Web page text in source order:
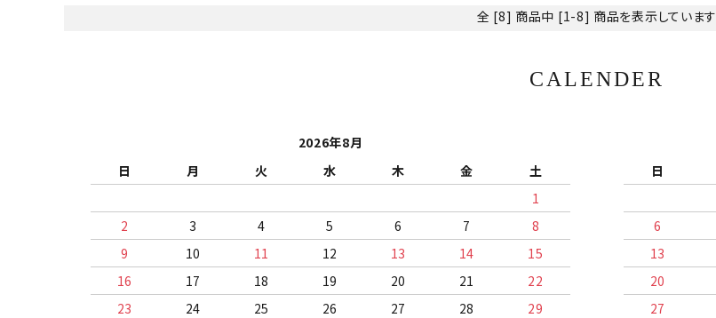
全 [8] 商品中 [1-8] 商品を表示しています
CALENDER
2026年8月
日
月 火 水 木 金
土
1
2
3 4 5 6 7
8
9
10 11 12 13 14
15
16
17 18 19 20 21
22
23
24 25 26 27 28
29
日
6
13
20
27